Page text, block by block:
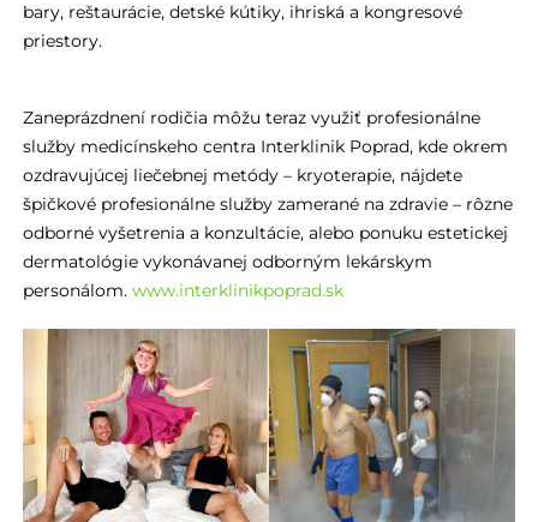
bary, reštaurácie, detské kútiky, ihriská a kongresové
priestory.
Zaneprázdnení rodičia môžu teraz využiť profesionálne
služby medicínskeho centra Interklinik Poprad, kde okrem
ozdravujúcej liečebnej metódy – kryoterapie, nájdete
špičkové profesionálne služby zamerané na zdravie – rôzne
odborné vyšetrenia a konzultácie, alebo ponuku estetickej
dermatológie vykonávanej odborným lekárskym
personálom. www.interklinikpoprad.sk